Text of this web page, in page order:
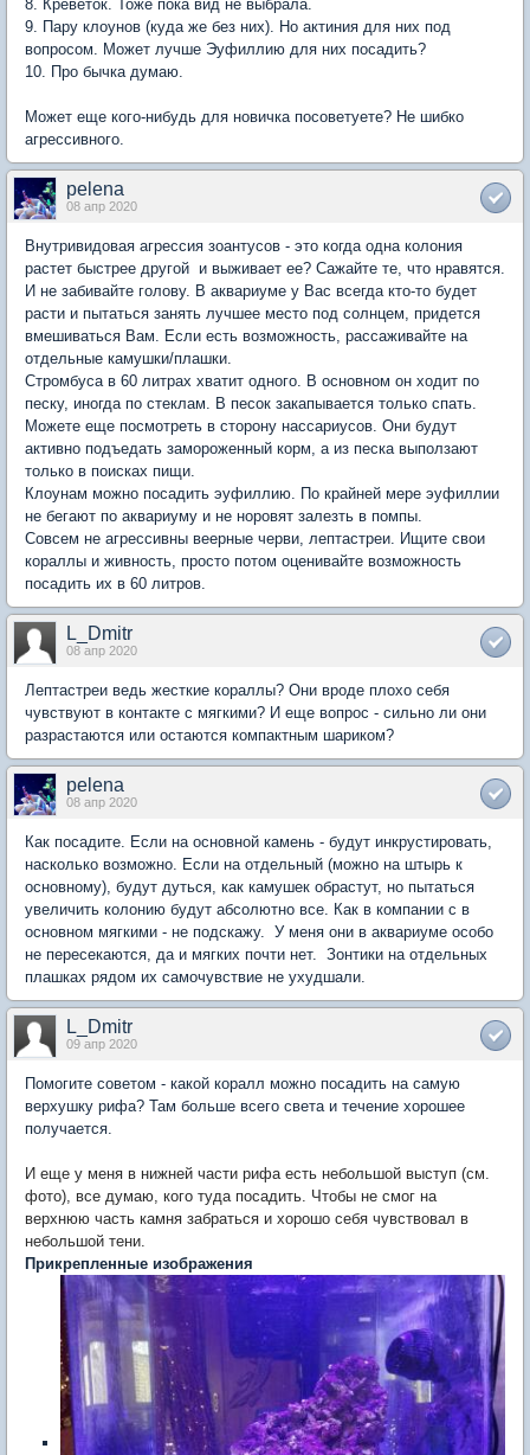
8. Креветок. Тоже пока вид не выбрала.
9. Пару клоунов (куда же без них). Но актиния для них под
вопросом. Может лучше Эуфиллию для них посадить?
10. Про бычка думаю.
Может еще кого-нибудь для новичка посоветуете? Не шибко
агрессивного.
pelena
08 апр 2020
Внутривидовая агрессия зоантусов - это когда одна колония
растет быстрее другой и выживает ее? Сажайте те, что нравятся.
И не забивайте голову. В аквариуме у Вас всегда кто-то будет
расти и пытаться занять лучшее место под солнцем, придется
вмешиваться Вам. Если есть возможность, рассаживайте на
отдельные камушки/плашки.
Стромбуса в 60 литрах хватит одного. В основном он ходит по
песку, иногда по стеклам. В песок закапывается только спать.
Можете еще посмотреть в сторону нассариусов. Они будут
активно подъедать замороженный корм, а из песка выползают
только в поисках пищи.
Клоунам можно посадить эуфиллию. По крайней мере эуфиллии
не бегают по аквариуму и не норовят залезть в помпы.
Совсем не агрессивны веерные черви, лептастреи. Ищите свои
кораллы и живность, просто потом оценивайте возможность
посадить их в 60 литров.
L_Dmitr
08 апр 2020
Лептастреи ведь жесткие кораллы? Они вроде плохо себя
чувствуют в контакте с мягкими? И еще вопрос - сильно ли они
разрастаются или остаются компактным шариком?
pelena
08 апр 2020
Как посадите. Если на основной камень - будут инкрустировать,
насколько возможно. Если на отдельный (можно на штырь к
основному), будут дуться, как камушек обрастут, но пытаться
увеличить колонию будут абсолютно все. Как в компании с в
основном мягкими - не подскажу. У меня они в аквариуме особо
не пересекаются, да и мягких почти нет. Зонтики на отдельных
плашках рядом их самочувствие не ухудшали.
L_Dmitr
09 апр 2020
Помогите советом - какой коралл можно посадить на самую
верхушку рифа? Там больше всего света и течение хорошее
получается.
И еще у меня в нижней части рифа есть небольшой выступ (см.
фото), все думаю, кого туда посадить. Чтобы не смог на
верхнюю часть камня забраться и хорошо себя чувствовал в
небольшой тени.
Прикрепленные изображения